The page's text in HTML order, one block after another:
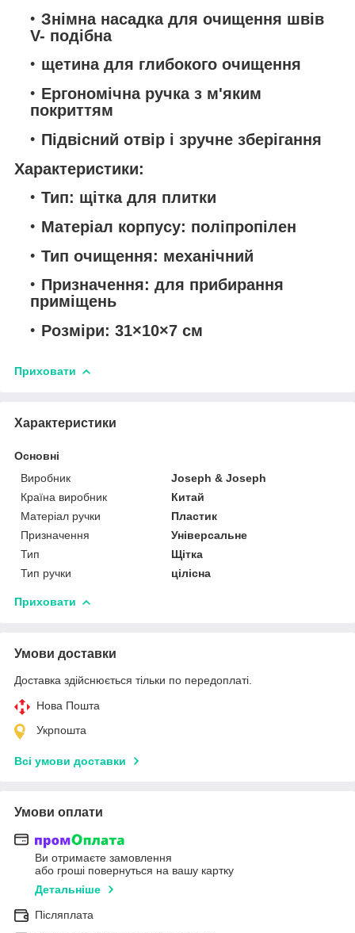
Знімна насадка для очищення швів
V- подібна
щетина для глибокого очищення
Ергономічна ручка з м'яким
покриттям
Підвісний отвір і зручне зберігання
Характеристики:
Тип: щітка для плитки
Матеріал корпусу: поліпропілен
Тип очищення: механічний
Призначення: для прибирання
приміщень
Розміри: 31×10×7 см
Приховати
Характеристики
Основні
Виробник
Joseph & Joseph
Країна виробник
Китай
Матеріал ручки
Пластик
Призначення
Універсальне
Тип
Щітка
Тип ручки
цілісна
Приховати
Умови доставки
Доставка здійснюється тільки по передоплаті.
Нова Пошта
Укрпошта
Всі умови доставки
Умови оплати
Ви отримаєте замовлення
або гроші повернуться на вашу картку
Детальніше
Післяплата